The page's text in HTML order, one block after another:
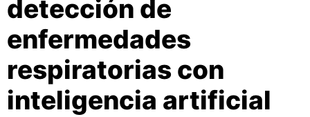
detección de
enfermedades
respiratorias con
inteligencia artificial